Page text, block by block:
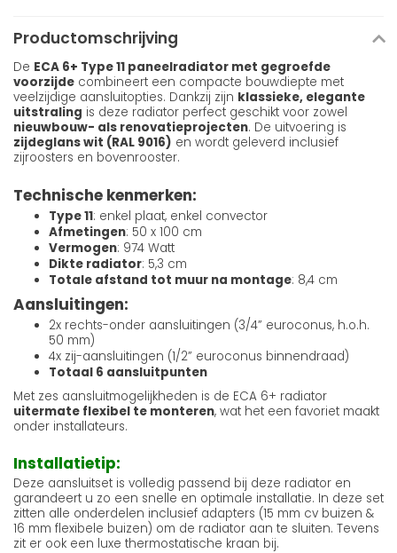
Productomschrijving
De ECA 6+ Type 11 paneelradiator met gegroefde
voorzijde combineert een compacte bouwdiepte met
veelzijdige aansluitopties. Dankzij zijn klassieke, elegante
uitstraling is deze radiator perfect geschikt voor zowel
nieuwbouw- als renovatieprojecten. De uitvoering is
zijdeglans wit (RAL 9016) en wordt geleverd inclusief
zijroosters en bovenrooster.
Technische kenmerken:
Type 11: enkel plaat, enkel convector
Afmetingen: 50 x 100 cm
Vermogen: 974 Watt
Dikte radiator: 5,3 cm
Totale afstand tot muur na montage: 8,4 cm
Aansluitingen:
2x rechts-onder aansluitingen (3/4” euroconus, h.o.h.
50 mm)
4x zij-aansluitingen (1/2” euroconus binnendraad)
Totaal 6 aansluitpunten
Met zes aansluitmogelijkheden is de ECA 6+ radiator
uitermate flexibel te monteren, wat het een favoriet maakt
onder installateurs.
Installatietip:
Deze aansluitset is volledig passend bij deze radiator en
garandeert u zo een snelle en optimale installatie. In deze set
zitten alle onderdelen inclusief adapters (15 mm cv buizen &
16 mm flexibele buizen) om de radiator aan te sluiten. Tevens
zit er ook een luxe thermostatische kraan bij.